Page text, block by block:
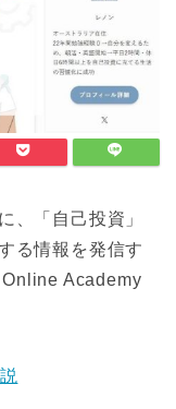
、「自己投資」
る情報を発信す
Academy